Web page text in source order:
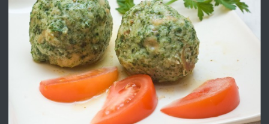
преди 1 година
ПРЕДЛАГА Работа за общи работници
преди 1 година